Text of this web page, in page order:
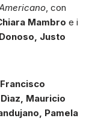
, con
Mambro e i
Justo
Mauricio
Pamela